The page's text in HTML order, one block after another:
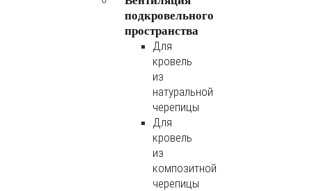
подкровельного
пространства
Для
кровель
из
натуральной
черепицы
Для
кровель
из
композитной
черепицы